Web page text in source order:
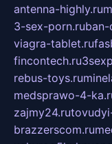
antenna-highly.ru
3-sex-porn.ruban-
viagra-tablet.ru
fincontech.ru
rebus-toys.ru
medsprawo-4-
zajmy24.ru
brazzerscom.ru